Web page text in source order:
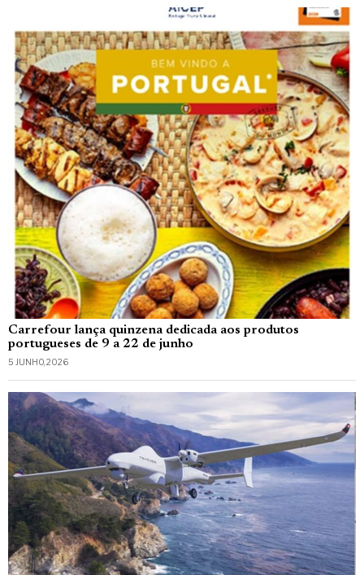
Carrefour lança quinzena dedicada aos produtos
portugueses de 9 a 22 de junho
5 JUNHO, 2026